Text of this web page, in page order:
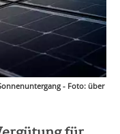
- Foto: über